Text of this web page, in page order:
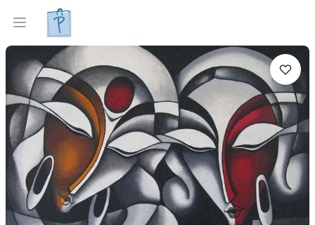
Open menu
Gleznas Izveleties pec interjera